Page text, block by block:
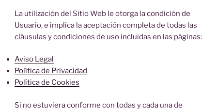
La utilización del Sitio Web le otorga la condición de
Usuario, e implica la aceptación completa de todas las
cláusulas y condiciones de uso incluidas en las páginas:
Aviso Legal
Política de Privacidad
Política de Cookies
Si no estuviera conforme con todas y cada una de